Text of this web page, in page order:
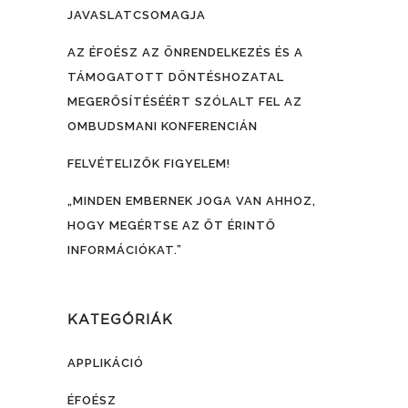
JAVASLATCSOMAGJA
AZ ÉFOÉSZ AZ ÖNRENDELKEZÉS ÉS A
TÁMOGATOTT DÖNTÉSHOZATAL
MEGERŐSÍTÉSÉÉRT SZÓLALT FEL AZ
OMBUDSMANI KONFERENCIÁN
FELVÉTELIZŐK FIGYELEM!
„MINDEN EMBERNEK JOGA VAN AHHOZ,
HOGY MEGÉRTSE AZ ŐT ÉRINTŐ
INFORMÁCIÓKAT.”
KATEGÓRIÁK
APPLIKÁCIÓ
ÉFOÉSZ